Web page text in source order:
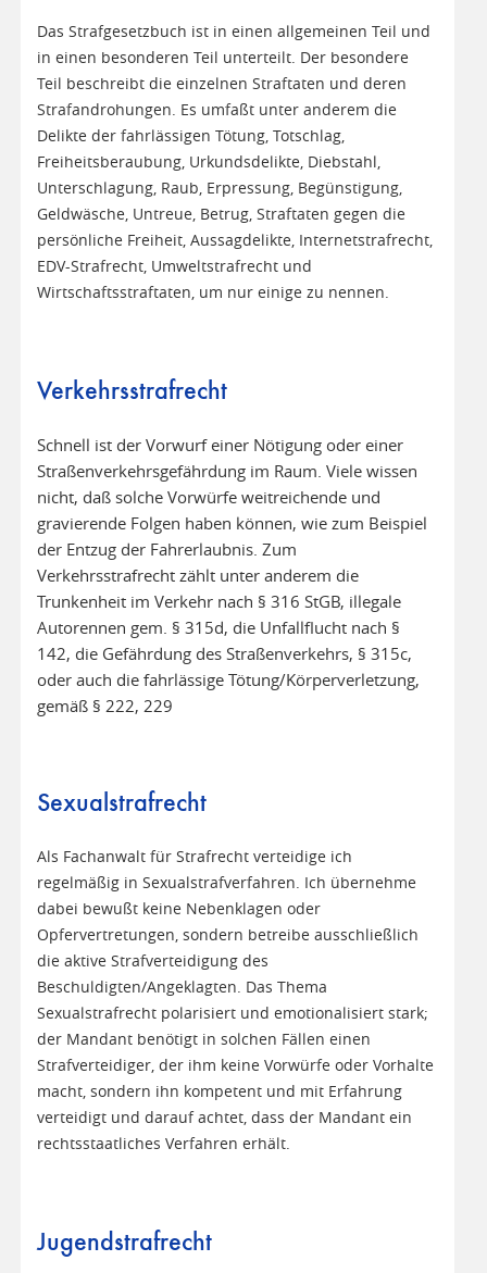
Das Strafgesetzbuch ist in einen allgemeinen Teil und
in einen besonderen Teil unterteilt. Der besondere
Teil beschreibt die einzelnen Straftaten und deren
Strafandrohungen. Es umfaßt unter anderem die
Delikte der fahrlässigen Tötung, Totschlag,
Freiheitsberaubung, Urkundsdelikte, Diebstahl,
Unterschlagung, Raub, Erpressung, Begünstigung,
Geldwäsche, Untreue, Betrug, Straftaten gegen die
persönliche Freiheit, Aussagdelikte, Internetstrafrecht,
EDV-Strafrecht, Umweltstrafrecht und
Wirtschaftsstraftaten, um nur einige zu nennen.
Verkehrsstrafrecht
Schnell ist der Vorwurf einer Nötigung oder einer
Straßenverkehrsgefährdung im Raum. Viele wissen
nicht, daß solche Vorwürfe weitreichende und
gravierende Folgen haben können, wie zum Beispiel
der Entzug der Fahrerlaubnis. Zum
Verkehrsstrafrecht zählt unter anderem die
Trunkenheit im Verkehr nach § 316 StGB, illegale
Autorennen gem. § 315d, die Unfallflucht nach §
142, die Gefährdung des Straßenverkehrs, § 315c,
oder auch die fahrlässige Tötung/Körperverletzung,
gemäß § 222, 229
Sexualstrafrecht
Als Fachanwalt für Strafrecht verteidige ich
regelmäßig in Sexualstrafverfahren. Ich übernehme
dabei bewußt keine Nebenklagen oder
Opfervertretungen, sondern betreibe ausschließlich
die aktive Strafverteidigung des
Beschuldigten/Angeklagten. Das Thema
Sexualstrafrecht polarisiert und emotionalisiert stark;
der Mandant benötigt in solchen Fällen einen
Strafverteidiger, der ihm keine Vorwürfe oder Vorhalte
macht, sondern ihn kompetent und mit Erfahrung
verteidigt und darauf achtet, dass der Mandant ein
rechtsstaatliches Verfahren erhält.
Jugendstrafrecht